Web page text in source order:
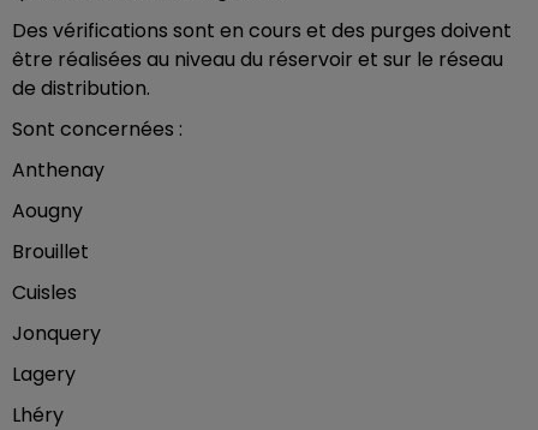
Des vérifications sont en cours et des purges doivent
être réalisées au niveau du réservoir et sur le réseau
de distribution.
Sont concernées :
Anthenay
Aougny
Brouillet
Cuisles
Jonquery
Lagery
Lhéry